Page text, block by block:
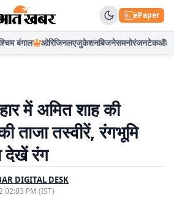
ePaper
बंगाल ओरिजिनलएजुकेशनबिजनेसमनोरंजनटेकऑटो
में अमित शाह की
ताजा तस्वीरें, रंगभूमि
देखें रंग
DIGITAL DESK
02:03 PM (IST)